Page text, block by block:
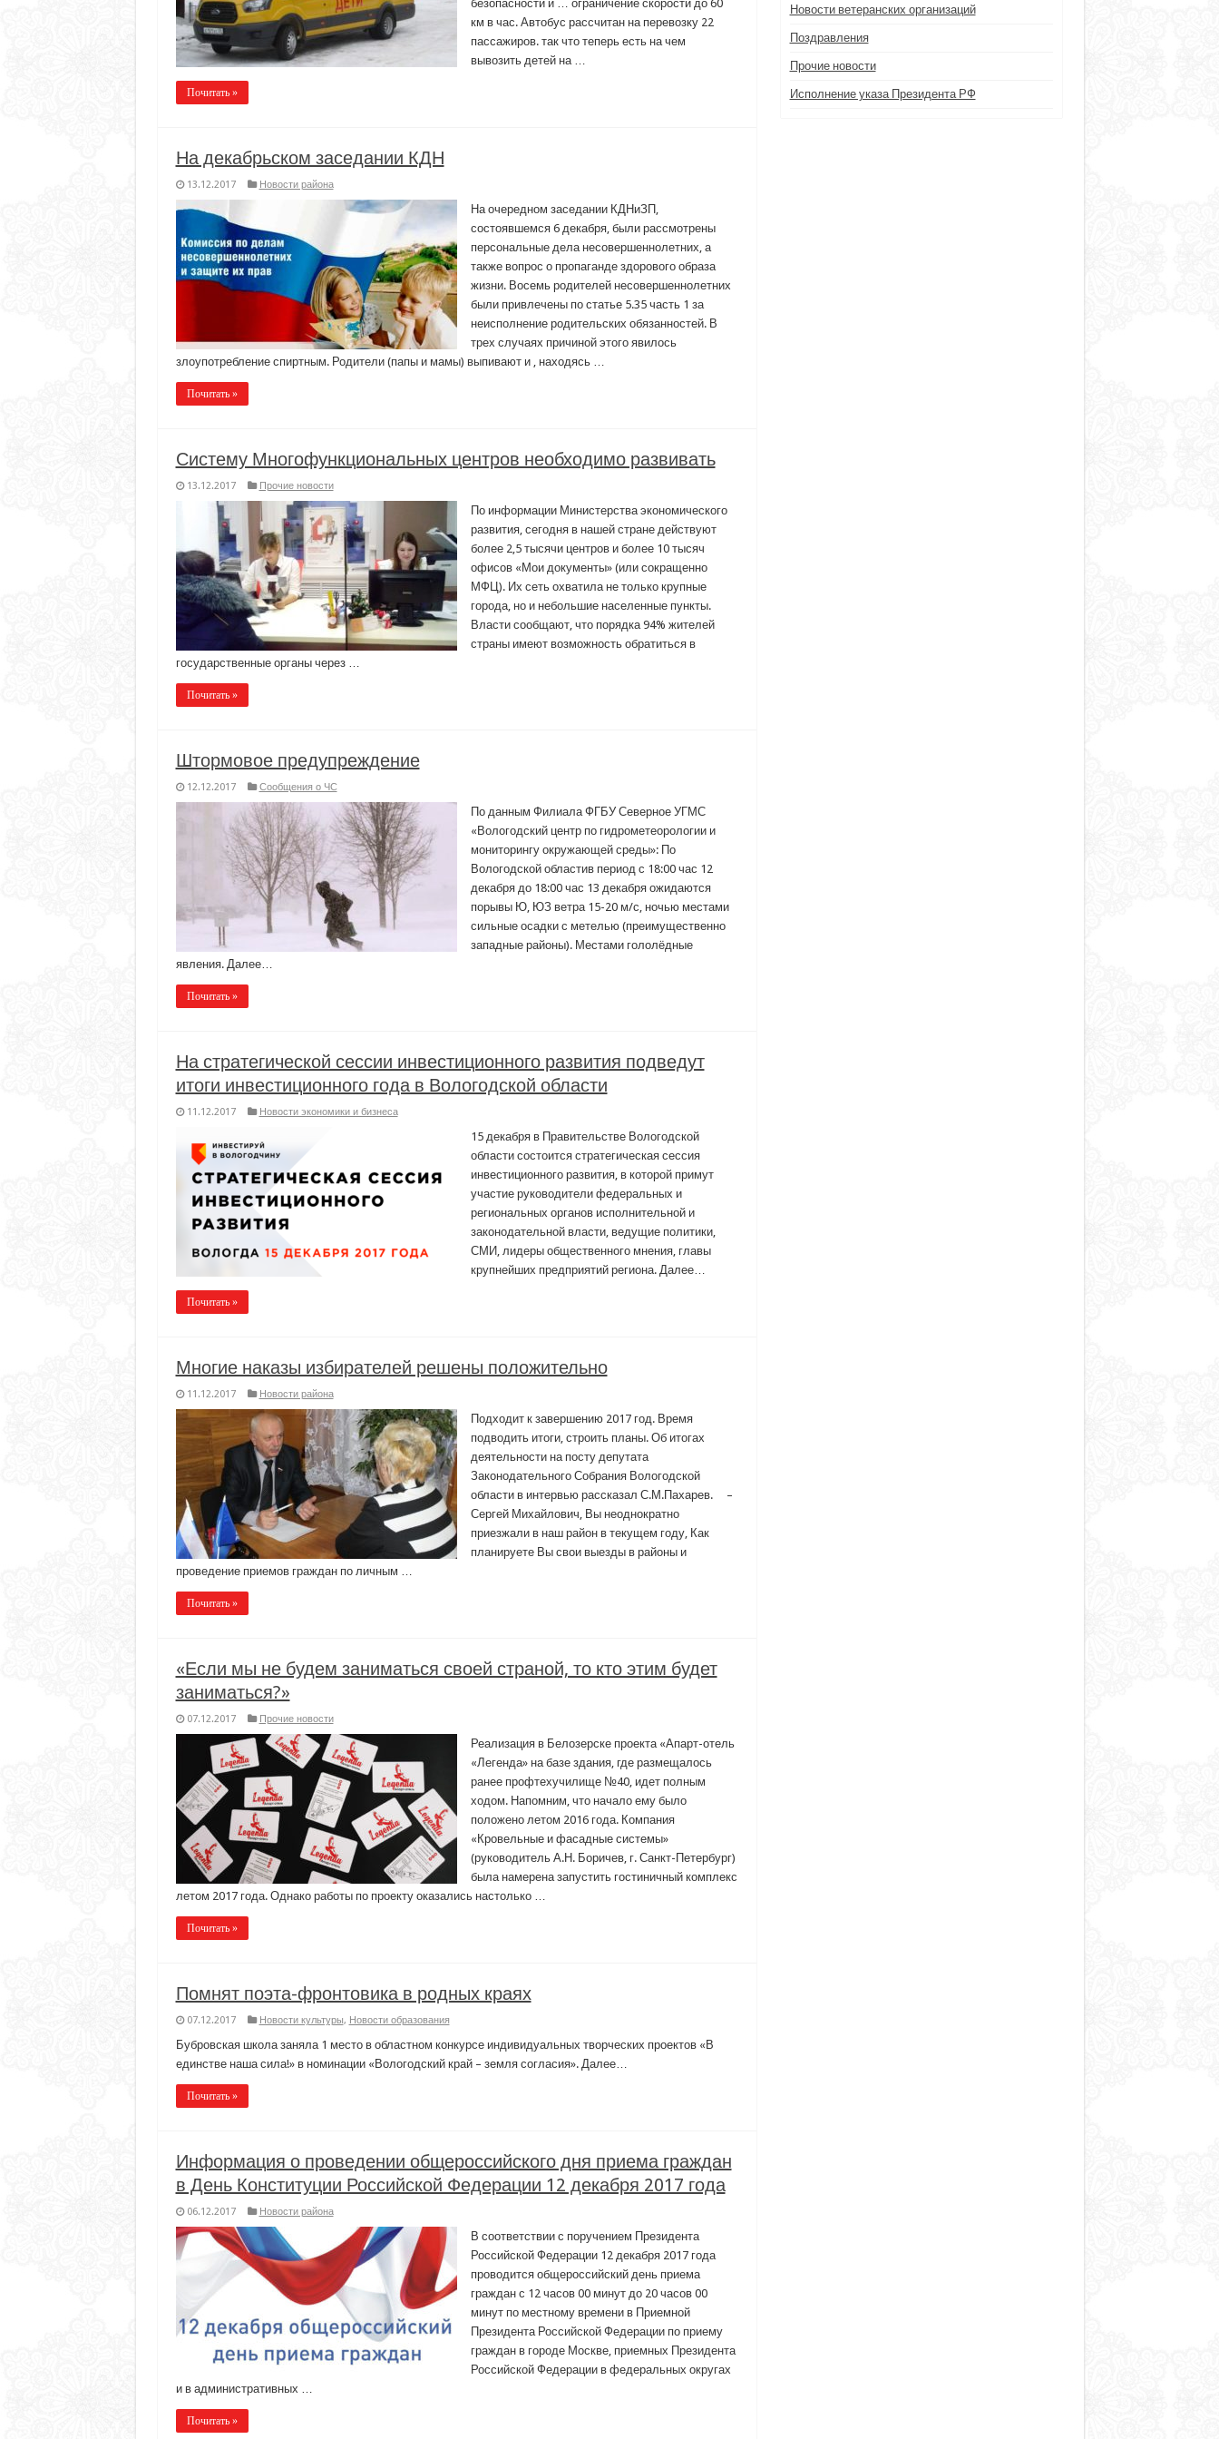
безопасности и … ограничение скорости до 60
км в час. Автобус рассчитан на перевозку 22
пассажиров. так что теперь есть на чем
вывозить детей на …
Почитать »
На декабрьском заседании КДН
13.12.2017 Новости района
На очередном заседании КДНиЗП,
состоявшемся 6 декабря, были рассмотрены
персональные дела несовершеннолетних, а
также вопрос о пропаганде здорового образа
жизни. Восемь родителей несовершеннолетних
были привлечены по статье 5.35 часть 1 за
неисполнение родительских обязанностей. В
трех случаях причиной этого явилось
злоупотребление спиртным. Родители (папы и мамы) выпивают и , находясь …
Почитать »
Систему Многофункциональных центров необходимо развивать
13.12.2017 Прочие новости
По информации Министерства экономического
развития, сегодня в нашей стране действуют
более 2,5 тысячи центров и более 10 тысяч
офисов «Мои документы» (или сокращенно
МФЦ). Их сеть охватила не только крупные
города, но и небольшие населенные пункты.
Власти сообщают, что порядка 94% жителей
страны имеют возможность обратиться в
государственные органы через …
Почитать »
Штормовое предупреждение
12.12.2017 Сообщения о ЧС
По данным Филиала ФГБУ Северное УГМС
«Вологодский центр по гидрометеорологии и
мониторингу окружающей среды»: По
Вологодской областив период с 18:00 час 12
декабря до 18:00 час 13 декабря ожидаются
порывы Ю, ЮЗ ветра 15-20 м/с, ночью местами
сильные осадки с метелью (преимущественно
западные районы). Местами гололёдные
явления. Далее…
Почитать »
На стратегической сессии инвестиционного развития подведут
итоги инвестиционного года в Вологодской области
11.12.2017 Новости экономики и бизнеса
15 декабря в Правительстве Вологодской
области состоится стратегическая сессия
инвестиционного развития, в которой примут
участие руководители федеральных и
региональных органов исполнительной и
законодательной власти, ведущие политики,
СМИ, лидеры общественного мнения, главы
крупнейших предприятий региона. Далее…
Почитать »
Многие наказы избирателей решены положительно
11.12.2017 Новости района
Подходит к завершению 2017 год. Время
подводить итоги, строить планы. Об итогах
деятельности на посту депутата
Законодательного Собрания Вологодской
области в интервью рассказал С.М.Пахарев. –
Сергей Михайлович, Вы неоднократно
приезжали в наш район в текущем году, Как
планируете Вы свои выезды в районы и
проведение приемов граждан по личным …
Почитать »
«Если мы не будем заниматься своей страной, то кто этим будет
заниматься?»
07.12.2017 Прочие новости
Реализация в Белозерске проекта «Апарт-отель
«Легенда» на базе здания, где размещалось
ранее профтехучилище №40, идет полным
ходом. Напомним, что начало ему было
положено летом 2016 года. Компания
«Кровельные и фасадные системы»
(руководитель А.Н. Боричев, г. Санкт-Петербург)
была намерена запустить гостиничный комплекс
летом 2017 года. Однако работы по проекту оказались настолько …
Почитать »
Помнят поэта-фронтовика в родных краях
07.12.2017 Новости культуры, Новости образования
Бубровская школа заняла 1 место в областном конкурсе индивидуальных творческих проектов «В
единстве наша сила!» в номинации «Вологодский край – земля согласия». Далее…
Почитать »
Информация о проведении общероссийского дня приема граждан
в День Конституции Российской Федерации 12 декабря 2017 года
06.12.2017 Новости района
В соответствии с поручением Президента
Российской Федерации 12 декабря 2017 года
проводится общероссийский день приема
граждан с 12 часов 00 минут до 20 часов 00
минут по местному времени в Приемной
Президента Российской Федерации по приему
граждан в городе Москве, приемных Президента
Российской Федерации в федеральных округах
и в административных …
Почитать »
Новости ветеранских организаций
Поздравления
Прочие новости
Исполнение указа Президента РФ